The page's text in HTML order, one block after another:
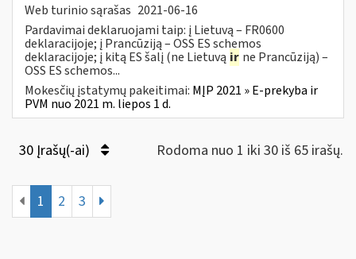
Web turinio sąrašas 2021-06-16
Pardavimai deklaruojami taip: į Lietuvą – FR0600
deklaracijoje; į Prancūziją – OSS ES schemos
deklaracijoje; į kitą ES šalį (ne Lietuvą ir ne Prancūziją) –
OSS ES schemos...
Mokesčių įstatymų pakeitimai: MĮP 2021 » E-prekyba ir
PVM nuo 2021 m. liepos 1 d.
30 Įrašų(-ai) Rodoma nuo 1 iki 30 iš 65 irašų.
1 2 3